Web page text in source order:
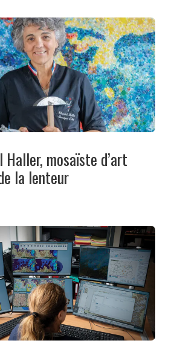
Haller, mosaïste d’art
la lenteur